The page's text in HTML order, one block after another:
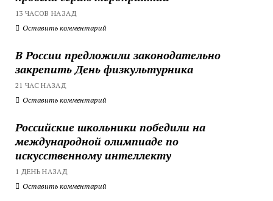
13 ЧАСОВ НАЗАД
Оставить комментарий
В России предложили законодательно
закрепить День физкультурника
21 ЧАС НАЗАД
Оставить комментарий
Российские школьники победили на
международной олимпиаде по
искусственному интеллекту
1 ДЕНЬ НАЗАД
Оставить комментарий